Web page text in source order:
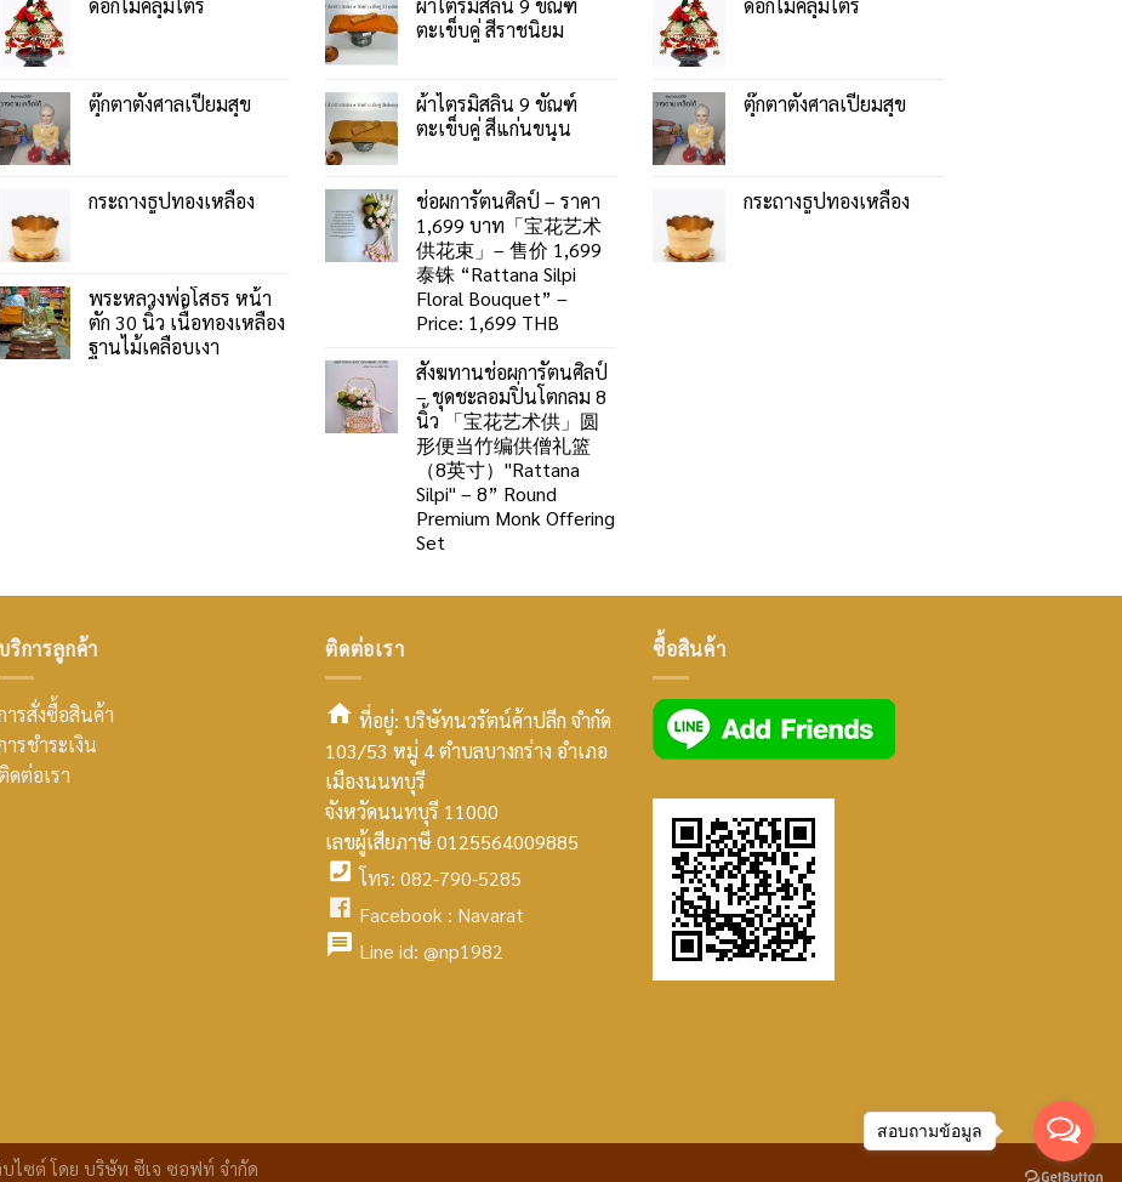
ดอกไม้คลุมไตร
ตุ๊กตาตั้งศาลเปี่ยมสุข
กระถางธูปทองเหลือง
พระหลวงพ่อโสธร หน้า
ตัก 30 นิ้ว เนื้อทองเหลือง
ฐานไม้เคลือบเงา
ผ้าไตรมิสลิน 9 ขัณฑ์
ตะเข็บคู่ สีราชนิยม
ผ้าไตรมิสลิน 9 ขัณฑ์
ตะเข็บคู่ สีแก่นขนุน
ช่อผการัตนศิลป์ – ราคา
1,699 บาท「宝花艺术
供花束」– 售价 1,699
泰铢 “Rattana Silpi
Floral Bouquet” –
Price: 1,699 THB
สังฆทานช่อผการัตนศิลป์
– ชุดชะลอมปิ่นโตกลม 8
นิ้ว 「宝花艺术供」圆
形便当竹编供僧礼篮
（8英寸）"Rattana
Silpi" – 8” Round
Premium Monk Offering
Set
ดอกไม้คลุมไตร
ตุ๊กตาตั้งศาลเปี่ยมสุข
กระถางธูปทองเหลือง
ริการลูกค้า
ารสั่งซื้อสินค้า
ารชำระเงิน
ดต่อเรา
ติดต่อเรา
smt2
home
icon
ที่อยู่: บริษัทนวรัตน์ค้าปลีก จำกัด
103/53 หมู่ 4 ตำบลบางกร่าง อำเภอ
เมืองนนทบุรี
จังหวัดนนทบุรี 11000
เลขผู้เสียภาษี 0125564009885
facebook
icon
โทร: 082-790-5285
facebook
Facebook : Navarat
Line id: @np1982
ซื้อสินค้า
บไซต์ โดย บริษัท ซีเจ ซอฟท์ จำกัด
สอบถามข้อมูล